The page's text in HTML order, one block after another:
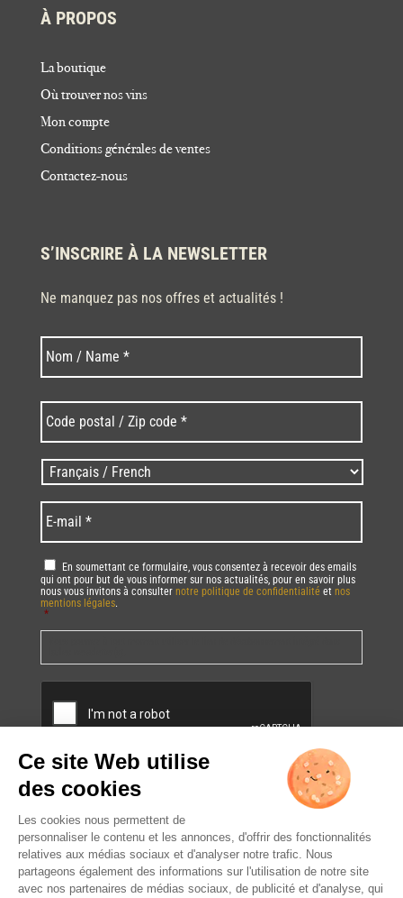
À PROPOS
La boutique
Où trouver nos vins
Mon compte
Conditions générales de ventes
Contactez-nous
S’INSCRIRE À LA NEWSLETTER
Ne manquez pas nos offres et actualités !
Nom * Nom
postal
/
Zip
code
* *
Langues
/
Language *
mail *
RGPD *
En soumettant ce formulaire, vous consentez à recevoir des emails
qui ont pour but de vous informer sur nos actualités, pour en savoir plus
nous vous invitons à consulter notre politique de confidentialité et nos
mentions légales.
*